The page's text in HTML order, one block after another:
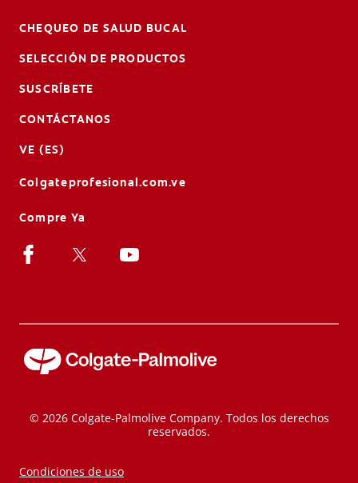
CHEQUEO DE SALUD BUCAL
SELECCIÓN DE PRODUCTOS
SUSCRÍBETE
CONTÁCTANOS
VE (ES)
Colgateprofesional.com.ve
Compre Ya
© 2026 Colgate-Palmolive Company. Todos los derechos
reservados.
Condiciones de uso